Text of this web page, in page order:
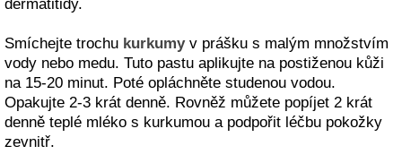
dermatitidy.
Smíchejte trochu kurkumyv prášku s malým množstvím
vody nebo medu. Tuto pastu aplikujte na postiženou kůži
na 15-20 minut. Poté opláchněte studenou vodou.
Opakujte 2-3 krát denně. Rovněž můžete popíjet 2 krát
denně teplé mléko s kurkumou a podpořit léčbu pokožky
zevnitř.